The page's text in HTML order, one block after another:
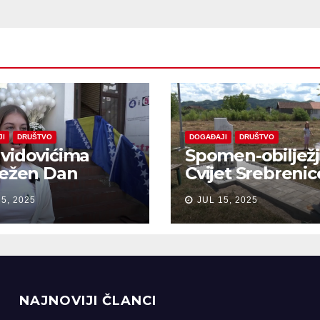
DRUŠTVO
Dan
na žrtve
u
2025
DOGAĐAJI DRUŠTVO
Spomen-
Cvijet
Bobarama
JUL 15, 2025
NAJNOVIJI ČLANCI